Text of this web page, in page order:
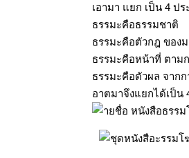
เอามา แยก เป็น 4 ป
ธรรมะคือธรรมชาติ
ธรรมะคือตัวกฎ ของ
ธรรมะคือหน้าที่ ตาม
ธรรมะคือตัวผล จาก
อาตมาจึงแยกได้เป็น